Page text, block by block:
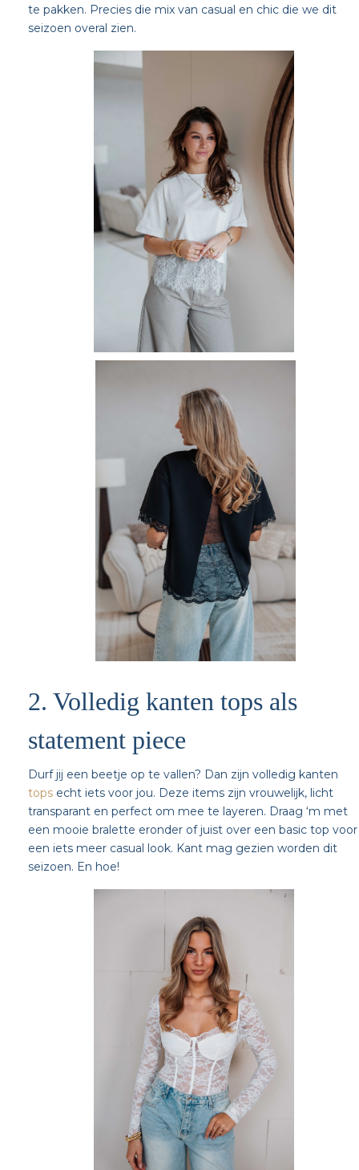
te pakken. Precies die mix van casual en chic die we dit
seizoen overal zien.
2. Volledig kanten tops als
statement piece
Durf jij een beetje op te vallen? Dan zijn volledig kanten
tops echt iets voor jou. Deze items zijn vrouwelijk, licht
transparant en perfect om mee te layeren. Draag ‘m met
een mooie bralette eronder of juist over een basic top voor
een iets meer casual look. Kant mag gezien worden dit
seizoen. En hoe!